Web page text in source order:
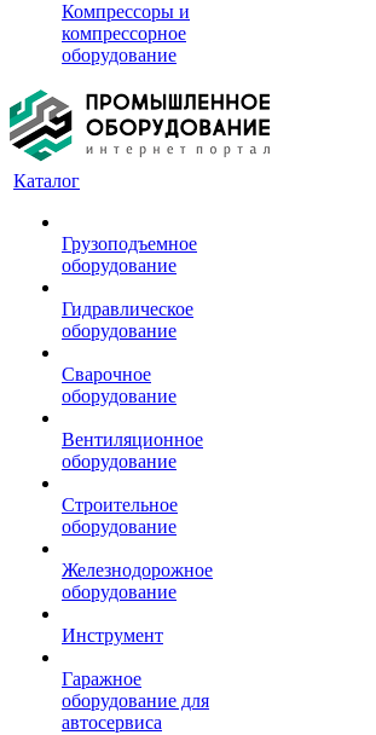
Компрессоры и
компрессорное
оборудование
Каталог
Грузоподъемное
оборудование
Гидравлическое
оборудование
Сварочное
оборудование
Вентиляционное
оборудование
Строительное
оборудование
Железнодорожное
оборудование
Инструмент
Гаражное
оборудование для
автосервиса